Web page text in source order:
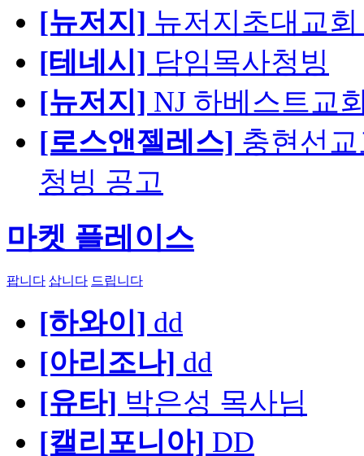
[뉴저지] 뉴저지초대교
[테네시] 담임목사청빙
[뉴저지] NJ 하베스트교
[로스앤젤레스] 충현선
청빙 공고
마켓 플레이스
팝니다 삽니다 드립니다
[하와이] dd
[아리조나] dd
[유타] 박은성 목사님
[캘리포니아] DD